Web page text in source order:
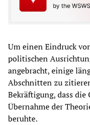
Um einen Eindruck
politischen
angebracht, einige
Abschnitten zu
Bekräftigung, dass
Übernahme der
beruhte.